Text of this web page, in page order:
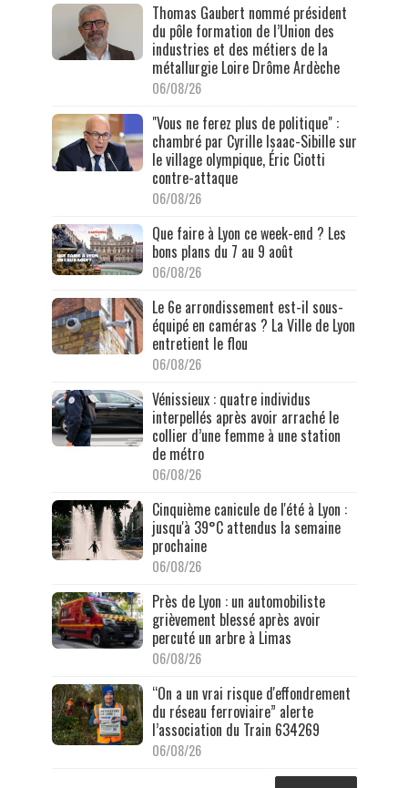
Thomas Gaubert nommé président
du pôle formation de l’Union des
industries et des métiers de la
métallurgie Loire Drôme Ardèche
06/08/26
"Vous ne ferez plus de politique" :
chambré par Cyrille Isaac-Sibille sur
le village olympique, Éric Ciotti
contre-attaque
06/08/26
Que faire à Lyon ce week-end ? Les
bons plans du 7 au 9 août
06/08/26
Le 6e arrondissement est-il sous-
équipé en caméras ? La Ville de Lyon
entretient le flou
06/08/26
Vénissieux : quatre individus
interpellés après avoir arraché le
collier d’une femme à une station
de métro
06/08/26
Cinquième canicule de l'été à Lyon :
jusqu'à 39°C attendus la semaine
prochaine
06/08/26
Près de Lyon : un automobiliste
grièvement blessé après avoir
percuté un arbre à Limas
06/08/26
“On a un vrai risque d'effondrement
du réseau ferroviaire” alerte
l’association du Train 634269
06/08/26